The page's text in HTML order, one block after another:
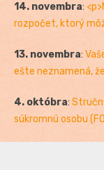
14. novembra:
rozpočet, ktorý
13. novembra:
ešte neznamená,
4. októbra:
súkromnú osobu